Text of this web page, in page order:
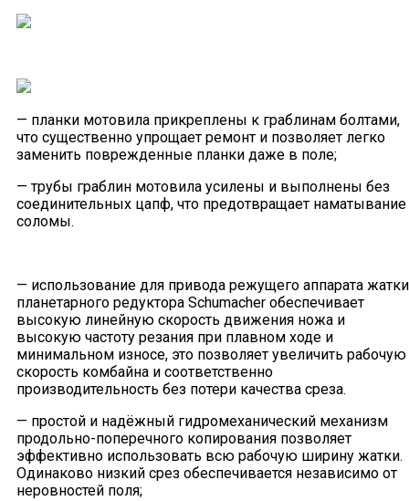
— планки мотовила прикреплены к граблинам болтами,
что существенно упрощает ремонт и позволяет легко
заменить поврежденные планки даже в поле;
— трубы граблин мотовила усилены и выполнены без
соединительных цапф, что предотвращает наматывание
соломы.
— использование для привода режущего аппарата жатки
планетарного редуктора Schumacher обеспечивает
высокую линейную скорость движения ножа и
высокую частоту резания при плавном ходе и
минимальном износе, это позволяет увеличить рабочую
скорость комбайна и соответственно
производительность без потери качества среза.
— простой и надёжный гидромеханический механизм
продольно-поперечного копирования позволяет
эффективно использовать всю рабочую ширину жатки.
Одинаково низкий срез обеспечивается независимо от
неровностей поля;